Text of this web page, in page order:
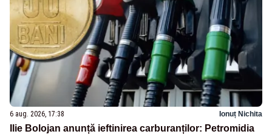
6 aug. 2026, 17:38 Ionuț Nichita
Ilie Bolojan anunță ieftinirea carburanților: Petromidia